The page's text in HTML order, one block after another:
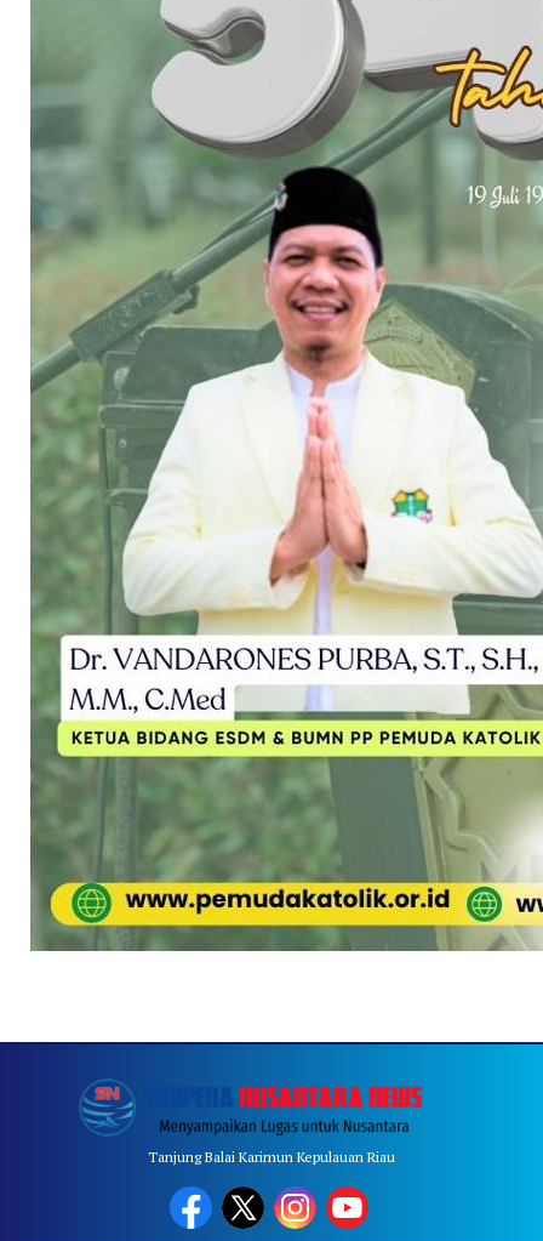
Tanjung Balai Karimun Kepulauan Riau